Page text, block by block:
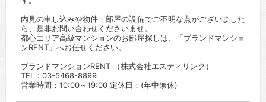
内見の申し込みや物件・部屋の設備でご不明な点がございました
ら、是非お問い合わせくださいませ。
都心エリア高級マンションのお部屋探しは、「ブランドマンショ
ンRENT」へお任せください。
ブランドマンションRENT （株式会社エスティリンク）
TEL：03-5468-8899
営業時間：10:00～19:00 定休日：(年中無休)